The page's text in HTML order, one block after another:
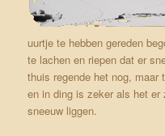
uurtje te hebben gereden
te lachen en riepen dat er
thuis regende het nog, maar
en in ding is zeker als het
sneeuw liggen.